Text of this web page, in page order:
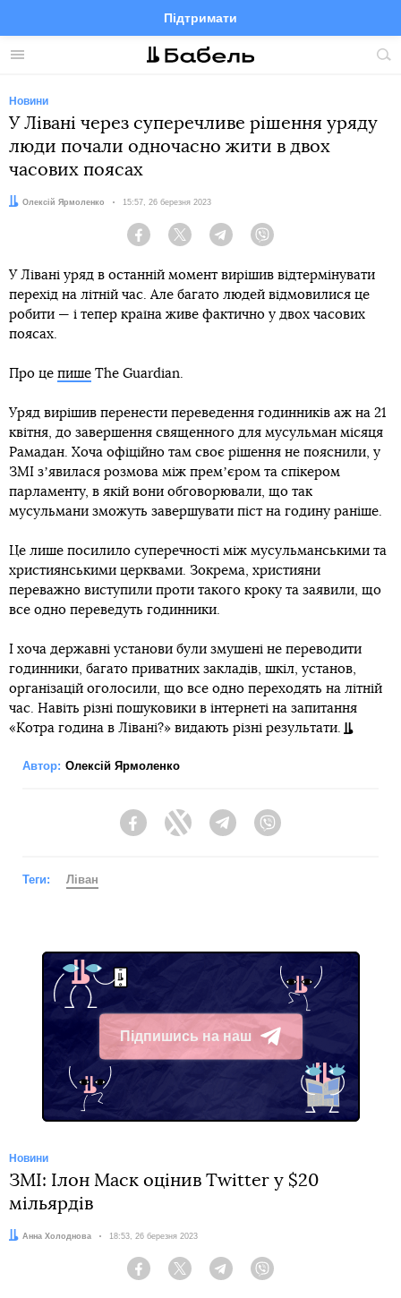
Меню
Підтримати
FacebookTelegramTwitter
Новини
У Лівані через суперечливе рішення уряду
люди почали одночасно жити в двох
часових поясах
Автор:
Олексій Ярмоленко Дата:
15:57, 26 березня 2023
Facebook Twitter Telegram
У Лівані уряд в останній момент вирішив відтермінувати
перехід на літній час. Але багато людей відмовилися це
робити — і тепер країна живе фактично у двох часових
поясах.
Про це пише The Guardian.
Уряд вирішив перенести переведення годинників аж на 21
квітня, до завершення священного для мусульман місяця
Рамадан. Хоча офіційно там своє рішення не пояснили, у
ЗМІ зʼявилася розмова між премʼєром та спікером
парламенту, в якій вони обговорювали, що так
мусульмани зможуть завершувати піст на годину раніше.
Це лише посилило суперечності між мусульманськими та
християнськими церквами. Зокрема, християни
переважно виступили проти такого кроку та заявили, що
все одно переведуть годинники.
І хоча державні установи були змушені не переводити
годинники, багато приватних закладів, шкіл, установ,
організацій оголосили, що все одно переходять на літній
час. Навіть різні пошуковики в інтернеті на запитання
«Котра година в Лівані?» видають різні результати.
Автор: Олексій Ярмоленко
FacebookTwitter Telegram
Теги: Ліван
Підпишись на наш
Telegram
Новини
ЗМІ: Ілон Маск оцінив Twitter у $20
мільярдів
Автор:
Анна Холоднова Дата:
18:53, 26 березня 2023
Facebook Twitter Telegram